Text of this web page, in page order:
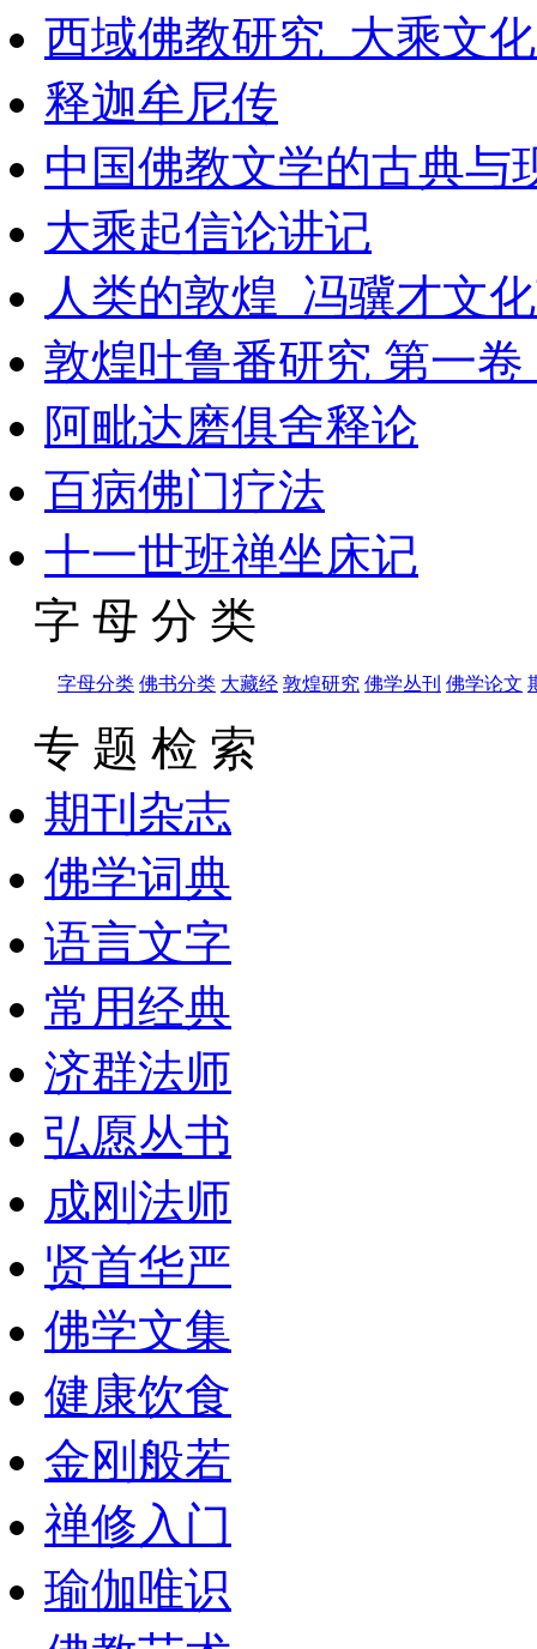
西域佛教研究_大乘文
释迦牟尼传
中国佛教文学的古典与
大乘起信论讲记
人类的敦煌_冯骥才文
敦煌吐鲁番研究 第一
阿毗达磨俱舍释论
百病佛门疗法
十一世班禅坐床记
字 母 分 类
字母分类 佛书分类 大藏经 敦煌研究 佛学丛刊 佛学论文
专 题 检 索
期刊杂志
佛学词典
语言文字
常用经典
济群法师
弘愿丛书
成刚法师
贤首华严
佛学文集
健康饮食
金刚般若
禅修入门
瑜伽唯识